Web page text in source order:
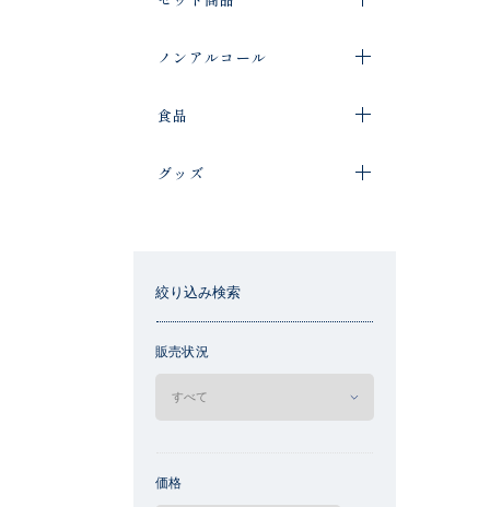
ノンアルコール
食品
グッズ
絞り込み検索
販売状況
価格